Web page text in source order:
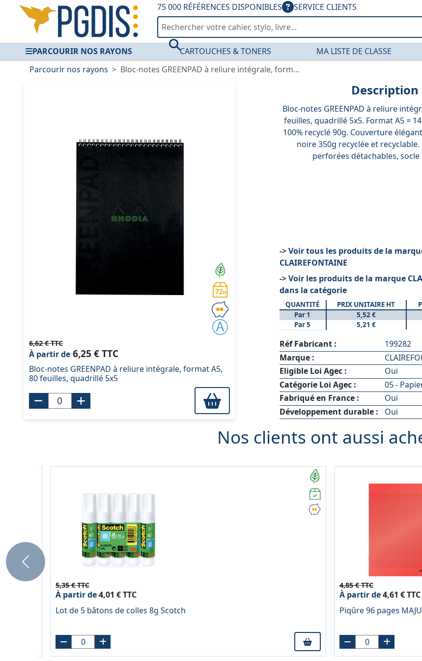
75 000 RÉFÉRENCES DISPONIBLES SERVICE CLIENTS
PARCOURIR NOS RAYONS CARTOUCHES & TONERS MA LISTE DE CLASSE
Parcourir nos rayons Bloc-notes GREENPAD à reliure intégrale, form...
6,62 € TTC
À partir de 6,25 € TTC
Bloc-notes GREENPAD à reliure intégrale, format A5,
80 feuilles, quadrillé 5x5
Description
Bloc-notes GREENPAD à reliure
feuilles, quadrillé 5x5. Format A5 =
100% recyclé 90g. Couverture
noire 350g recyclée et
perforées détachables,
-> Voir tous les produits de la
CLAIREFONTAINE
-> Voir les produits de la marque
dans la catégorie
QUANTITÉ PRIX UNITAIRE HT
Par 1
5,52 €
Par 5
5,21 €
Réf Fabricant :
199282
Marque :
Eligible Loi Agec :
Oui
Catégorie Loi Agec :
05 -
Fabriqué en France :
Oui
Développement durable :
Oui
Nos clients ont aussi
5,35 € TTC
À partir de4,01 € TTC
Lot de 5 bâtons de colles 8g Scotch
4,85 € TTC
À partir de4,61 € TTC
Piqûre 96 pages
Previous